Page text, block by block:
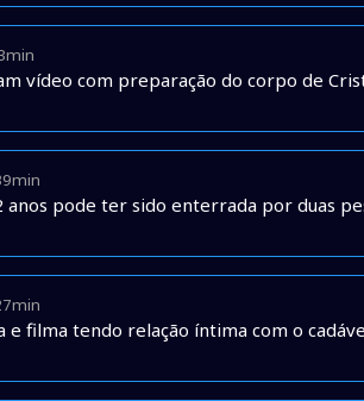
vídeo com preparação do corpo de
anos pode ter sido enterrada por duas
e filma tendo relação íntima com o